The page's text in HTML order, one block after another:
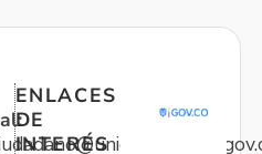
ENLACES
DE
INTERÉS